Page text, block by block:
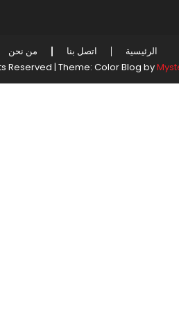
الرئيسية اتصل بنا من نحن
| Theme: Color Blog by